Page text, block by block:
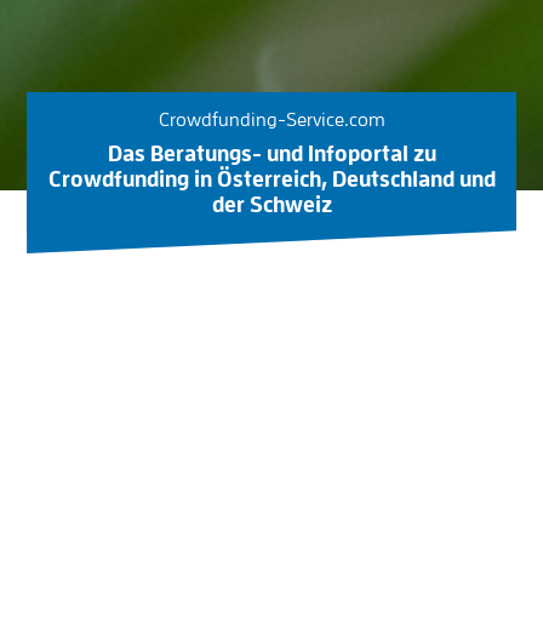
Crowdfunding-Service.com
Das Beratungs- und Infoportal zu
Crowdfunding in Österreich, Deutschland und
der Schweiz